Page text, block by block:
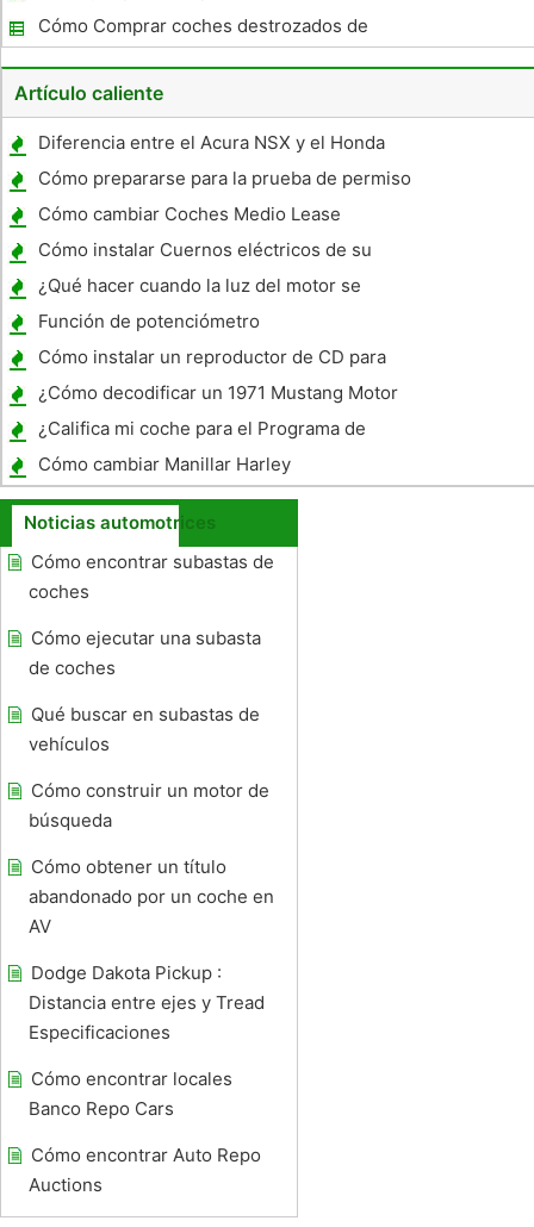
subastas
Cómo Comprar coches destrozados de
compañías de seguros
Artículo caliente
Diferencia entre el Acura NSX y el Honda
NSX
Cómo prepararse para la prueba de permiso
de aprendizaje
Cómo cambiar Coches Medio Lease
Cómo instalar Cuernos eléctricos de su
camión
¿Qué hacer cuando la luz del motor se
queda en la
Función de potenciómetro
Cómo instalar un reproductor de CD para
un Saturn Sl2 97
¿Cómo decodificar un 1971 Mustang Motor
Bloque parcial VIN?
¿Califica mi coche para el Programa de
Cars?
Cómo cambiar Manillar Harley
Noticias automotrices
Cómo encontrar subastas de
coches
Cómo ejecutar una subasta
de coches
Qué buscar en subastas de
vehículos
Cómo construir un motor de
búsqueda
Cómo obtener un título
abandonado por un coche en
AV
Dodge Dakota Pickup :
Distancia entre ejes y Tread
Especificaciones
Cómo encontrar locales
Banco Repo Cars
Cómo encontrar Auto Repo
Auctions